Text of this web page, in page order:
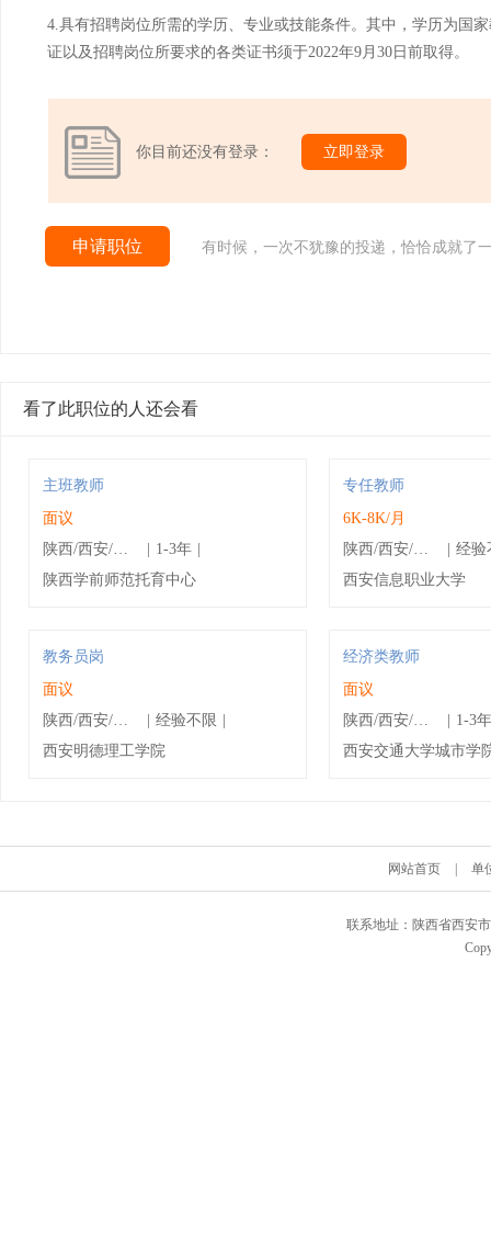
4.具有招聘岗位所需的学历、专业或技能条件。其中，学历为国
证以及招聘岗位所要求的各类证书须于2022年9月30日前取得。
你目前还没有登录： 立即登录
申请职位 有时候，一次不犹豫的投递，恰恰成就了
看了此职位的人还会看
主班教师
面议
陕西/西安/碑林区
1-3年
陕西学前师范托育中心
专任教师
6K-8K/月
陕西/西安/雁塔区
经验
西安信息职业大学
教务员岗
面议
陕西/西安/莲湖区
经验不限
西安明德理工学院
经济类教师
面议
陕西/西安/未央区
1-3年
西安交通大学城市学
网站首页 单
联系地址：陕西省西安